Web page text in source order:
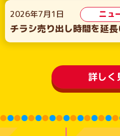
2026年7月1日 ニュ
チラシ売り出し時間を延長
詳しく